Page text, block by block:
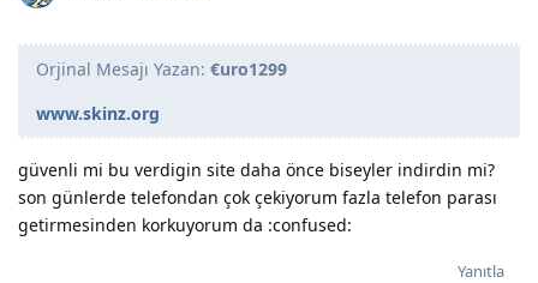
Orjinal Mesajı Yazan: €uro1299
www.skinz.org
güvenli mi bu verdigin site daha önce biseyler indirdin mi?
son günlerde telefondan çok çekiyorum fazla telefon parası
getirmesinden korkuyorum da :confused:
Yanıtla